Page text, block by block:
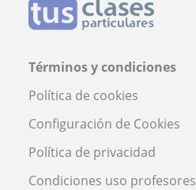
Términos y condiciones
Política de cookies
Configuración de Cookies
Política de privacidad
Condiciones uso profesores